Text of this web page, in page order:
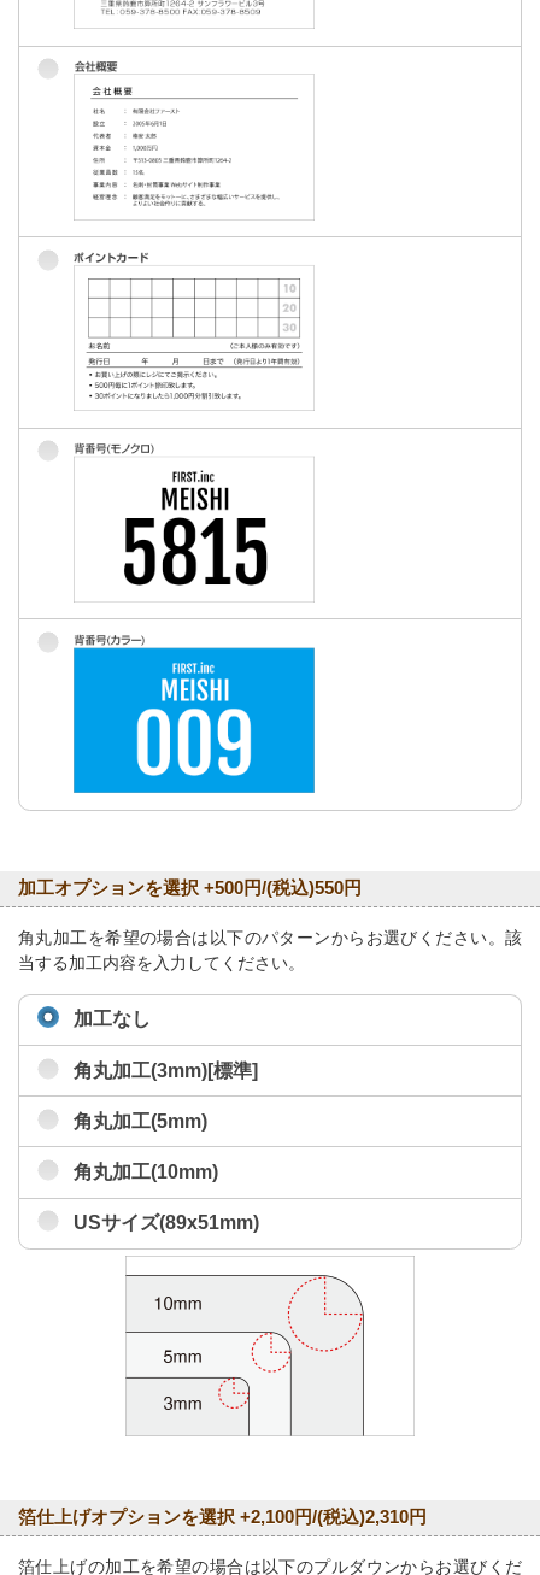
加工オプションを選択 +500円/(税込)550円
角丸加工を希望の場合は以下のパターンからお選びください。該
当する加工内容を入力してください。
加工なし
角丸加工(3mm)[標準]
角丸加工(5mm)
角丸加工(10mm)
USサイズ(89x51mm)
箔仕上げオプションを選択 +2,100円/(税込)2,310円
箔仕上げの加工を希望の場合は以下のプルダウンからお選びくだ